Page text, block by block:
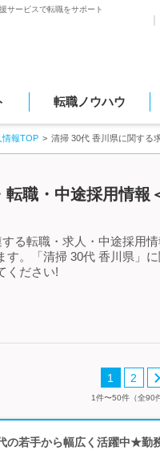
サービスで転職をサポート
転職ノウハウ
情報TOP 清掃 30代 香川県に関する
職・中途採用情報
る転職・求人・中途採用
。「清掃 30代 香川県」
ください!
1 2
1件〜50件（全90
若手から幅広く活躍中★勤